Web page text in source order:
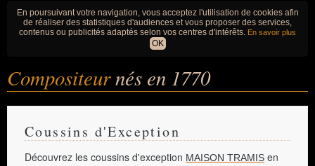
En poursuivant votre navigation, vous acceptez l'utilisation de cookies afin
de réaliser des statistiques d'audiences et vous proposer des services,
contenus ou publicités adaptés selon vos centres d'intérêts. En savoir plus
OK
Compositeurnés en 1770
Coussins d'Exception
Découvrez les coussins d'exception MAISON TRAMIS en